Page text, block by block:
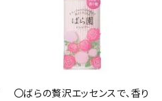
〇ばらの贅沢エッセンスで、香り